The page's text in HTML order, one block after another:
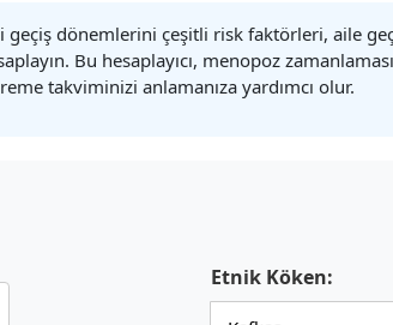
geçiş dönemlerini çeşitli risk faktörleri, aile
Bu hesaplayıcı, menopoz
takviminizi anlamanıza yardımcı olur.
Etnik Köken: